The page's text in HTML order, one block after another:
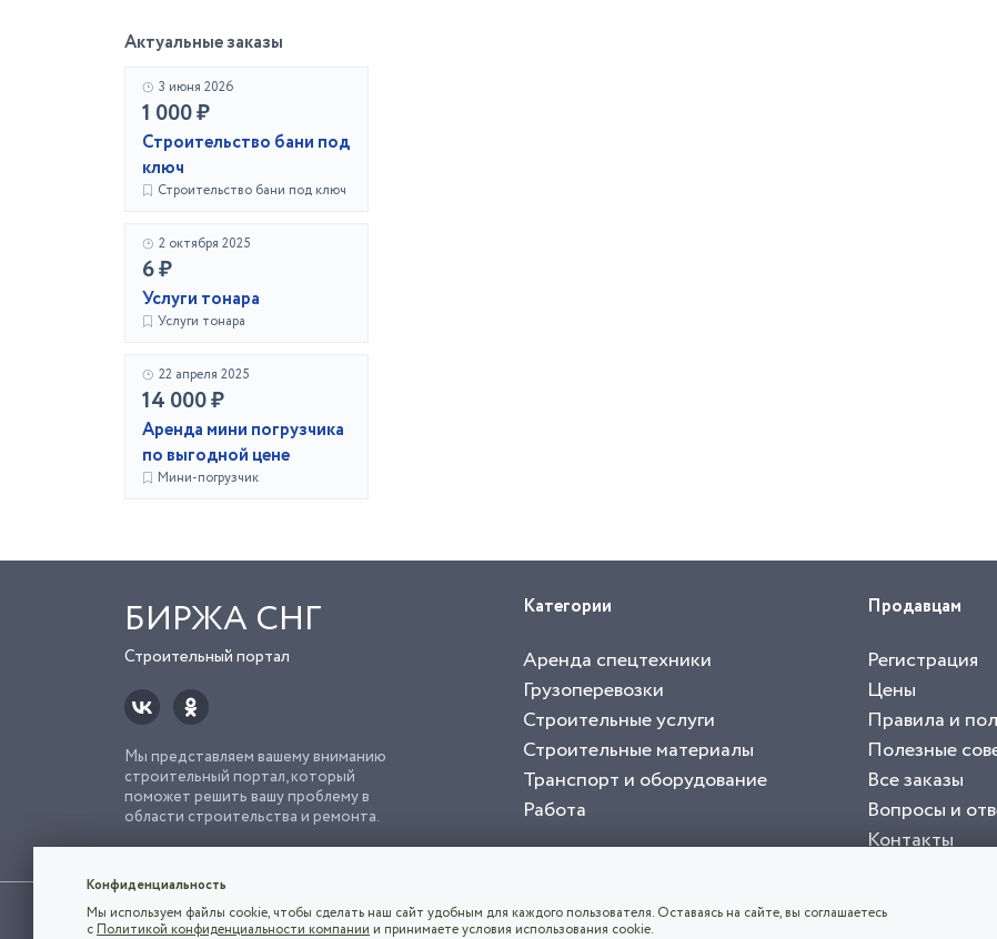
Актуальные заказы
3 июня 2026
1 000 ₽
Строительство бани под
ключ
Строительство бани под ключ
2 октября 2025
6 ₽
Услуги тонара
Услуги тонара
22 апреля 2025
14 000 ₽
Аренда мини погрузчика
по выгодной цене
Мини-погрузчик
БИРЖА СНГ
Строительный портал
Мы представляем вашему вниманию
строительный портал, который
поможет решить вашу проблему в
области строительства и ремонта.
Категории
Аренда спецтехники
Грузоперевозки
Строительные услуги
Строительные материалы
Транспорт и оборудование
Работа
Продавцам
Регистрация
Цены
Правила и
Полезные
Все заказы
Вопросы и
Контакты
Использование сайта, в том числе подача объявлений, означает согласие с
. Все логотипы и торговые
владельца.
Конфиденциальность
Мы используем файлы cookie, чтобы сделать наш сайт удобным для каждого пользователя. Оставаясь на сайте, вы соглашаетесь
с Политикой конфиденциальности компании и принимаете условия использования cookie.